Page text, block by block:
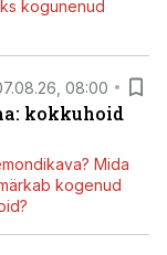
kogunenud
08:00
kokkuhoid
Mida
kogenud